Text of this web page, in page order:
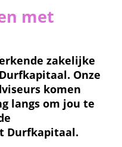
met
zakelijke
Onze
komen
langs om jou te
Durfkapitaal.